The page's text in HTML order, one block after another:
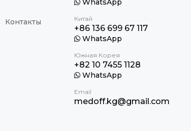
Контакты
WhatsApp
Китай
+86 136 699 67 117
WhatsApp
Южная Корея
+82 10 7455 1128
WhatsApp
Email
medoff.kg@gmail.com